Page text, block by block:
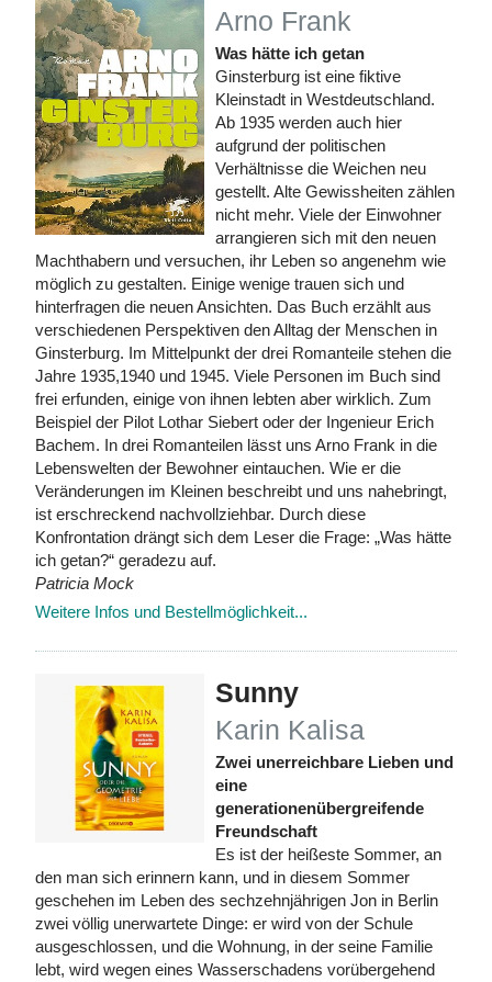
Arno Frank
Was hätte ich getan
Ginsterburg ist eine fiktive
Kleinstadt in Westdeutschland.
Ab 1935 werden auch hier
aufgrund der politischen
Verhältnisse die Weichen neu
gestellt. Alte Gewissheiten zählen
nicht mehr. Viele der Einwohner
arrangieren sich mit den neuen
Machthabern und versuchen, ihr Leben so angenehm wie
möglich zu gestalten. Einige wenige trauen sich und
hinterfragen die neuen Ansichten. Das Buch erzählt aus
verschiedenen Perspektiven den Alltag der Menschen in
Ginsterburg. Im Mittelpunkt der drei Romanteile stehen die
Jahre 1935,1940 und 1945. Viele Personen im Buch sind
frei erfunden, einige von ihnen lebten aber wirklich. Zum
Beispiel der Pilot Lothar Siebert oder der Ingenieur Erich
Bachem. In drei Romanteilen lässt uns Arno Frank in die
Lebenswelten der Bewohner eintauchen. Wie er die
Veränderungen im Kleinen beschreibt und uns nahebringt,
ist erschreckend nachvollziehbar. Durch diese
Konfrontation drängt sich dem Leser die Frage: „Was hätte
ich getan?“ geradezu auf.
Patricia Mock
Weitere Infos und Bestellmöglichkeit...
Sunny
Karin Kalisa
Zwei unerreichbare Lieben und
eine
generationenübergreifende
Freundschaft
Es ist der heißeste Sommer, an
den man sich erinnern kann, und in diesem Sommer
geschehen im Leben des sechzehnjährigen Jon in Berlin
zwei völlig unerwartete Dinge: er wird von der Schule
ausgeschlossen, und die Wohnung, in der seine Familie
lebt, wird wegen eines Wasserschadens vorübergehend